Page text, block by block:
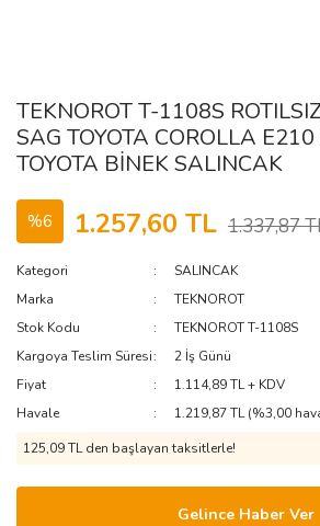
TEKNOROT T-1108S
SAG TOYOTA COROLLA
TOYOTA BİNEK SALINCAK
%6 1.257,60 TL 1.337,87
Kategori
SALINCAK
Marka
TEKNOROT
Stok Kodu
TEKNOROT T-1108S
Kargoya Teslim Süresi
2 İş Günü
Fiyat
1.114,89 TL + KDV
Havale
1.219,87 TL (%3,00
125,09 TL den başlayan taksitlerle!
Gelince Haber Ver